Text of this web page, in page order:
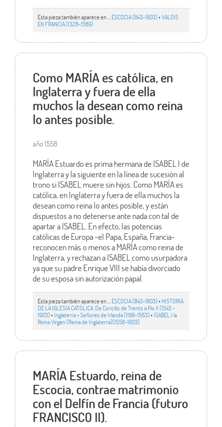
Esta pieza también aparece en ... ESCOCIA (843-1603)•VALOIS
EN FRANCIA (1328-1589)
Como MARÍA es católica, en
Inglaterra y fuera de ella
muchos la desean como reina
lo antes posible.
año 1558
MARÍA Estuardo es prima hermana de ISABEL I de
Inglaterra y la siguiente en la línea de sucesión al
trono si ISABEL muere sin hijos. Como MARÍA es
católica, en Inglaterra y fuera de ella muchos la
desean como reina lo antes posible, y están
dispuestos a no detenerse ante nada con tal de
apartar a ISABEL. En efecto, las potencias
católicas de Europa -el Papa, España, Francia-
reconocen más o menos a MARÍA como reina de
Inglaterra, y rechazan a ISABEL como usurpadora
ya que su padre Enrique VIII se había divorciado
de su esposa sin autorización papal.
Esta pieza también aparece en ... ESCOCIA (843-1603)• HISTORIA
DE LA IGLESIA CATÓLICA. De Concilio de Trento a Pío X (1545 -
1903)• Inglaterra + Señores de Irlanda (1199-1563)• ISABEL I la
Reina Virgen (Reina de Inglaterra)(1558-1603)
MARÍA Estuardo, reina de
Escocia, contrae matrimonio
con el Delfín de Francia (futuro
FRANCISCO II).